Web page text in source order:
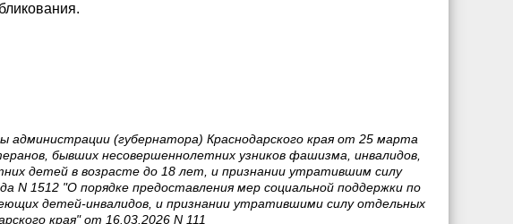
администрации (губернатора) Краснодарского края от 25 марта
бывших несовершеннолетних узников фашизма, инвалидов,
детей в возрасте до 18 лет, и признании утратившим силу
N 1512 "О порядке предоставления мер социальной поддержки по
детей-инвалидов, и признании утратившими силу отдельных
края" от 16.03.2026 N 111